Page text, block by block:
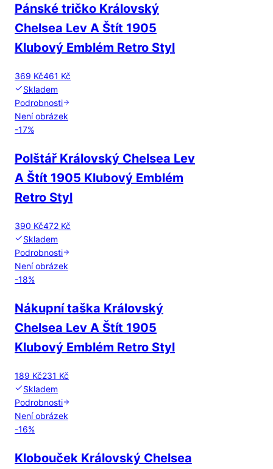
Pánské tričko Královský
Chelsea Lev A Štít 1905
Klubový Emblém Retro Styl
369 Kč461 Kč
Skladem
Podrobnosti
Není obrázek
-17%
Polštář Královský Chelsea Lev
A Štít 1905 Klubový Emblém
Retro Styl
390 Kč472 Kč
Skladem
Podrobnosti
Není obrázek
-18%
Nákupní taška Královský
Chelsea Lev A Štít 1905
Klubový Emblém Retro Styl
189 Kč231 Kč
Skladem
Podrobnosti
Není obrázek
-16%
Klobouček Královský Chelsea